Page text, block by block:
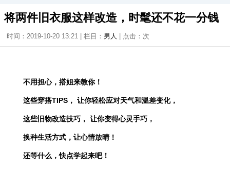
将两件旧衣服这样改造，时髦还不花一分钱
时间：2019-10-20 13:21 | 栏目： 男人 | 点击： 次
不用担心，搭姐来教你！
这些穿搭TIPS， 让你轻松应对天气和温差变化，
这些旧物改造技巧， 让你变得心灵手巧，
换种生活方式，让心情放晴！
还等什么，快点学起来吧！